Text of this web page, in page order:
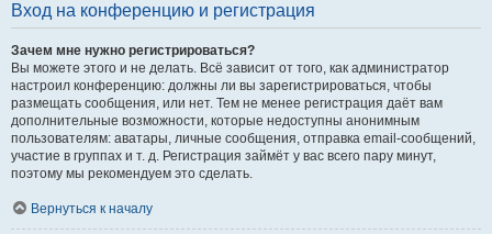
Вход на конференцию и регистрация
Зачем мне нужно регистрироваться?
Вы можете этого и не делать. Всё зависит от того, как администратор
настроил конференцию: должны ли вы зарегистрироваться, чтобы
размещать сообщения, или нет. Тем не менее регистрация даёт вам
дополнительные возможности, которые недоступны анонимным
пользователям: аватары, личные сообщения, отправка email-сообщений,
участие в группах и т. д. Регистрация займёт у вас всего пару минут,
поэтому мы рекомендуем это сделать.
Вернуться к началу